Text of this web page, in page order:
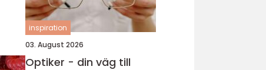
inspiration
03. August 2026
Optiker - din väg till